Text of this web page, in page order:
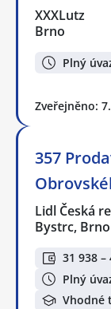
XXXLutz
Brno
Plný
Zveřejněno:
357
Lidl Česká
Bystrc, Brno
31 938 –
Plný
Vhodné